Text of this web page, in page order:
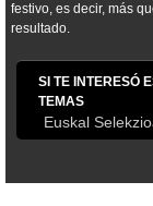
festivo, es decir, más
resultado.
SI TE INTERESÓ
TEMAS
Euskal